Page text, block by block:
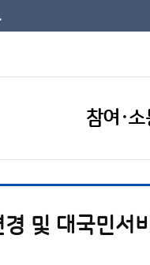
참여·소
및 대국민서